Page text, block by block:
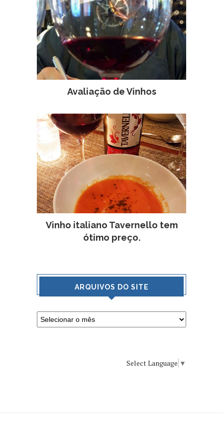
Avaliação de Vinhos
Vinho italiano Tavernello tem
ótimo preço.
ARQUIVOS DO SITE
Select Language ▼